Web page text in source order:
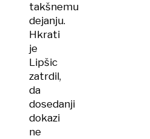
takšnemu
dejanju.
Hkrati
je
Lipšic
zatrdil,
da
dosedanji
dokazi
ne